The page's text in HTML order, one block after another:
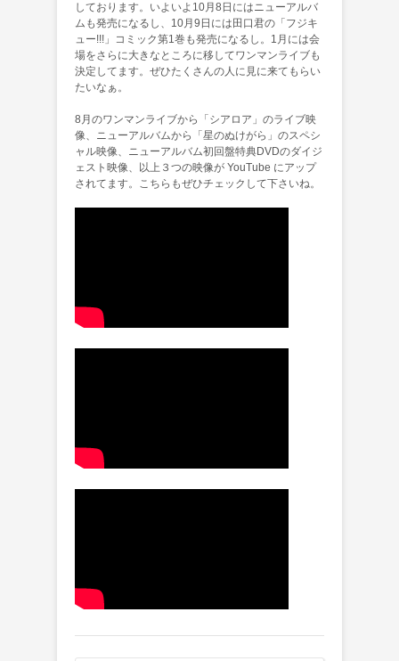
しております。いよいよ10月8日にはニューアルバ
ムも発売になるし、10月9日には田口君の「フジキ
ュー!!!」コミック第1巻も発売になるし。1月には会
場をさらに大きなところに移してワンマンライブも
決定してます。ぜひたくさんの人に見に来てもらい
たいなぁ。
8月のワンマンライブから「シアロア」のライブ映
像、ニューアルバムから「星のぬけがら」のスペシ
ャル映像、ニューアルバム初回盤特典DVDのダイジ
ェスト映像、以上３つの映像が YouTube にアップ
されてます。こちらもぜひチェックして下さいね。